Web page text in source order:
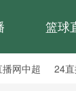
篮球
网中超 24